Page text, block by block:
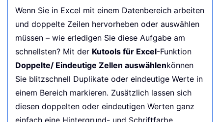
Wenn Sie in Excel mit einem Datenbereich arbeiten
und doppelte Zeilen hervorheben oder auswählen
müssen – wie erledigen Sie diese Aufgabe am
schnellsten? Mit der Kutools für Excel-Funktion
Doppelte/ Eindeutige Zellen auswählenkönnen
Sie blitzschnell Duplikate oder eindeutige Werte in
einem Bereich markieren. Zusätzlich lassen sich
diesen doppelten oder eindeutigen Werten ganz